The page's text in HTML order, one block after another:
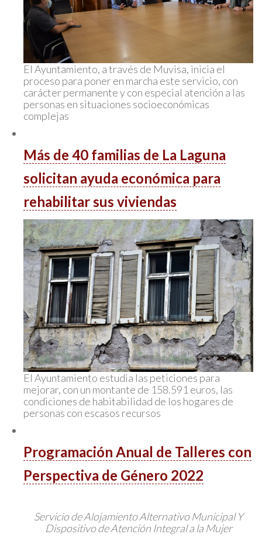
El Ayuntamiento, a través de Muvisa, inicia el
proceso para poner en marcha este servicio, con
carácter permanente y con especial atención a las
personas en situaciones socioeconómicas
complejas
Más de 40 familias de La Laguna
solicitan ayuda económica para
rehabilitar sus viviendas
El Ayuntamiento estudia las peticiones para
mejorar, con un montante de 158.591 euros, las
condiciones de habitabilidad de los hogares de
personas con escasos recursos
Programación Anual de Talleres con
Perspectiva de Género 2022
Servicio de Alojamiento Alternativo Municipal Y
Dispositivo de Atención Integral a la Mujer